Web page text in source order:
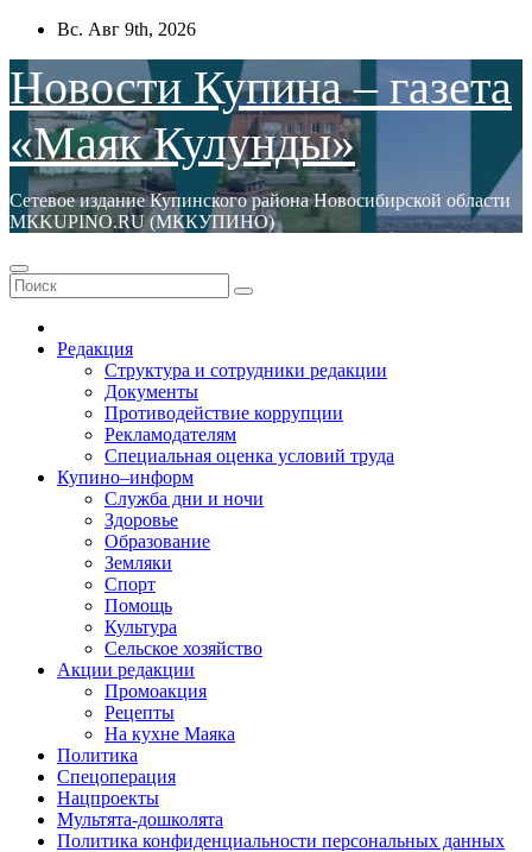
Перейти
содержимому
Вс. Авг 9th, 2026
Новости Купина – газета
«Маяк Кулунды»
Сетевое издание Купинского района Новосибирской области
МКKUPINO.RU (МККУПИНО)
Редакция
Структура и сотрудники редакции
Документы
Противодействие коррупции
Рекламодателям
Специальная оценка условий труда
Купино–информ
Служба дни и ночи
Здоровье
Образование
Земляки
Спорт
Помощь
Культура
Сельское хозяйство
Акции редакции
Промоакция
Рецепты
На кухне Маяка
Политика
Спецоперация
Нацпроекты
Мультята-дошколята
Политика конфиденциальности персональных данных